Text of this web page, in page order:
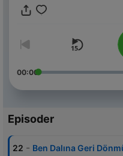
00:00
Episoder
22 - Ben Dalına Geri